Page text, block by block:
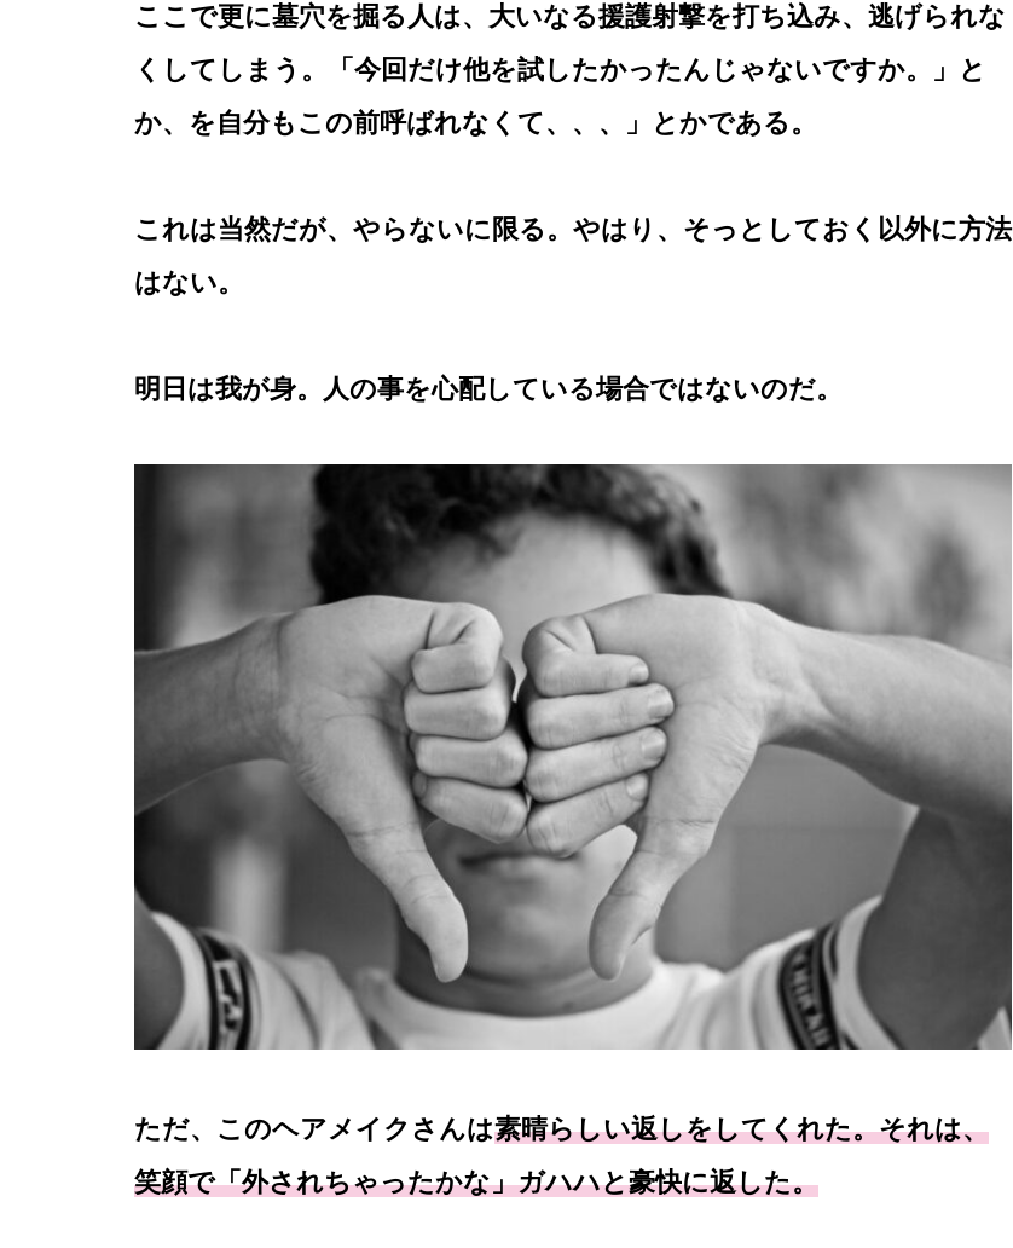
ここで更に墓穴を掘る人は、大いなる援護射撃を打ち込み、逃げられな
くしてしまう。「今回だけ他を試したかったんじゃないですか。」と
か、を自分もこの前呼ばれなくて、、、」とかである。
これは当然だが、やらないに限る。やはり、そっとしておく以外に方法
はない。
明日は我が身。人の事を心配している場合ではないのだ。
ただ、このヘアメイクさんは素晴らしい返しをしてくれた。それは、
笑顔で「外されちゃったかな」ガハハと豪快に返した。